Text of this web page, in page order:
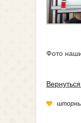
Фото